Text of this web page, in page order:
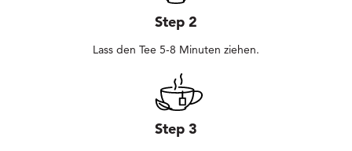
Step 2
Lass den Tee 5-8 Minuten ziehen.
Step 3